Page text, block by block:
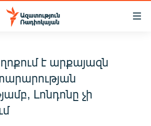
2026
է արքայազն
Լոնդոնը չի